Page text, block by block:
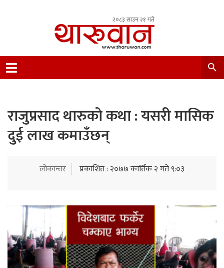
२०८३ साउन २१ गते
Nepal.
राजुप्रसाद थारुको कथा : यसरी मासिक
दुई लाख कमाउँछन्
लोकान्तर प्रकाशित : २०७७ कार्तिक २ गते ९:०३